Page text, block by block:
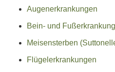
Augenerkrankungen
Bein- und
Meisensterben
Flügelerkrankungen